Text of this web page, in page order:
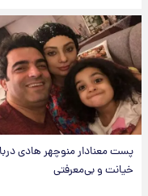
پست معنادار منوچهر هادی درباره
خیانت و بی‌معرفتی